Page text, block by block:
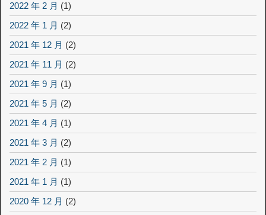
2022 年 2 月 (1)
2022 年 1 月 (2)
2021 年 12 月 (2)
2021 年 11 月 (2)
2021 年 9 月 (1)
2021 年 5 月 (2)
2021 年 4 月 (1)
2021 年 3 月 (2)
2021 年 2 月 (1)
2021 年 1 月 (1)
2020 年 12 月 (2)